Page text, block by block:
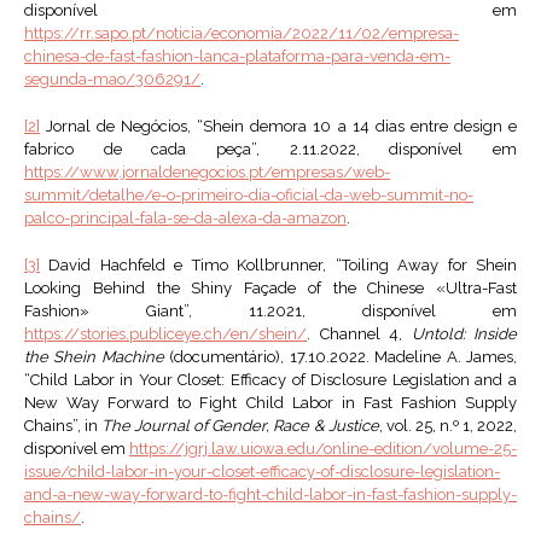
disponível em
https://rr.sapo.pt/noticia/economia/2022/11/02/empresa-
chinesa-de-fast-fashion-lanca-plataforma-para-venda-em-
segunda-mao/306291/.
[2] Jornal de Negócios, “Shein demora 10 a 14 dias entre design e
fabrico de cada peça”, 2.11.2022, disponível em
https://www.jornaldenegocios.pt/empresas/web-
summit/detalhe/e-o-primeiro-dia-oficial-da-web-summit-no-
palco-principal-fala-se-da-alexa-da-amazon.
[3]
David Hachfeld e Timo Kollbrunner, “Toiling Away for Shein
Looking Behind the Shiny Façade of the Chinese «Ultra-Fast
Fashion» Giant”, 11.2021, disponível em
https://stories.publiceye.ch/en/shein/. Channel 4,
Untold: Inside
the Shein Machine(documentário), 17.10.2022. Madeline A. James,
“Child Labor in Your Closet: Efficacy of Disclosure Legislation and a
New Way Forward to Fight Child Labor in Fast Fashion Supply
Chains”, in The Journal of Gender, Race & Justice, vol. 25, n.º 1, 2022,
disponível em https://jgrj.law.uiowa.edu/online-edition/volume-25-
issue/child-labor-in-your-closet-efficacy-of-disclosure-legislation-
and-a-new-way-forward-to-fight-child-labor-in-fast-fashion-supply-
chains/.